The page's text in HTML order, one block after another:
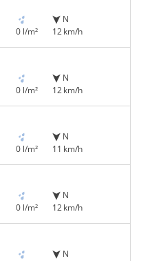
0 l/m²
N
12 km/h
0 l/m²
N
12 km/h
0 l/m²
N
11 km/h
0 l/m²
N
12 km/h
N